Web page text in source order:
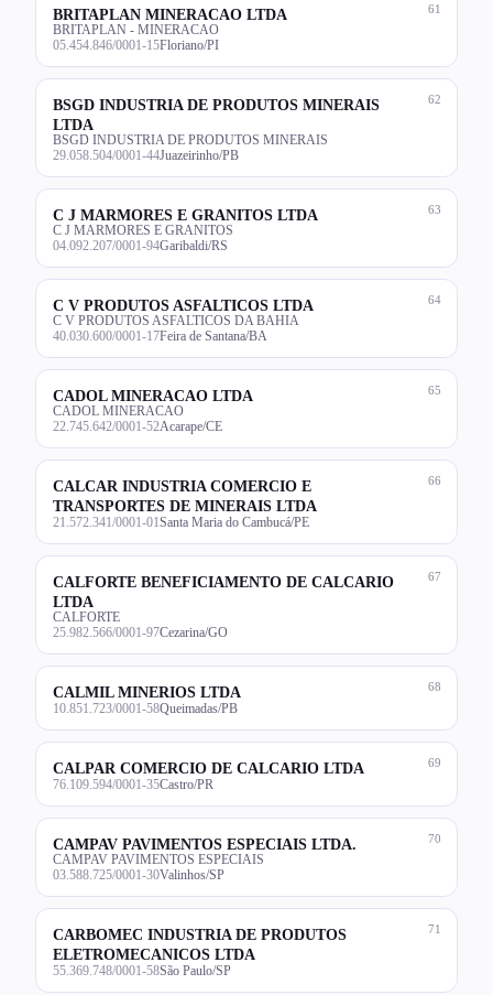
61
BRITAPLAN MINERACAO LTDA
BRITAPLAN - MINERACAO
05.454.846/0001-15Floriano/PI
62
BSGD INDUSTRIA DE PRODUTOS MINERAIS
LTDA
BSGD INDUSTRIA DE PRODUTOS MINERAIS
29.058.504/0001-44Juazeirinho/PB
63
C J MARMORES E GRANITOS LTDA
C J MARMORES E GRANITOS
04.092.207/0001-94Garibaldi/RS
64
C V PRODUTOS ASFALTICOS LTDA
C V PRODUTOS ASFALTICOS DA BAHIA
40.030.600/0001-17Feira de Santana/BA
65
CADOL MINERACAO LTDA
CADOL MINERACAO
22.745.642/0001-52Acarape/CE
66
CALCAR INDUSTRIA COMERCIO E
TRANSPORTES DE MINERAIS LTDA
21.572.341/0001-01 Santa Maria do Cambucá/PE
67
CALFORTE BENEFICIAMENTO DE CALCARIO
LTDA
CALFORTE
25.982.566/0001-97Cezarina/GO
68
CALMIL MINERIOS LTDA
10.851.723/0001-58Queimadas/PB
69
CALPAR COMERCIO DE CALCARIO LTDA
76.109.594/0001-35Castro/PR
70
CAMPAV PAVIMENTOS ESPECIAIS LTDA.
CAMPAV PAVIMENTOS ESPECIAIS
03.588.725/0001-30Valinhos/SP
71
CARBOMEC INDUSTRIA DE PRODUTOS
ELETROMECANICOS LTDA
55.369.748/0001-58São Paulo/SP